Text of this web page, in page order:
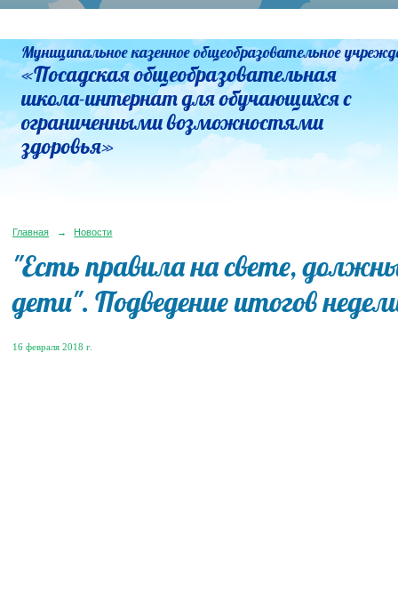
Муниципальное казенное общеобразовательное
«Посадская общеобразовательная
школа-интернат для обучающихся с
ограниченными возможностями
здоровья»
Главная → Новости
"Есть правила на свете,
дети". Подведение итогов
16 февраля 2018 г.